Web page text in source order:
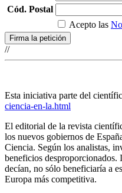
Cód. Postal
Acepto las
//
Esta iniciativa parte del
ciencia-en-la.html
El editorial de la revista
los nuevos gobiernos de
Ciencia. Según los analistas,
beneficios desproporcionados.
decían, no sólo beneficiaría a
Europa más competitiva.